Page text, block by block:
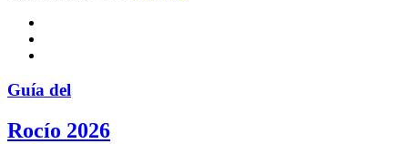
Guía del
Rocío 2026